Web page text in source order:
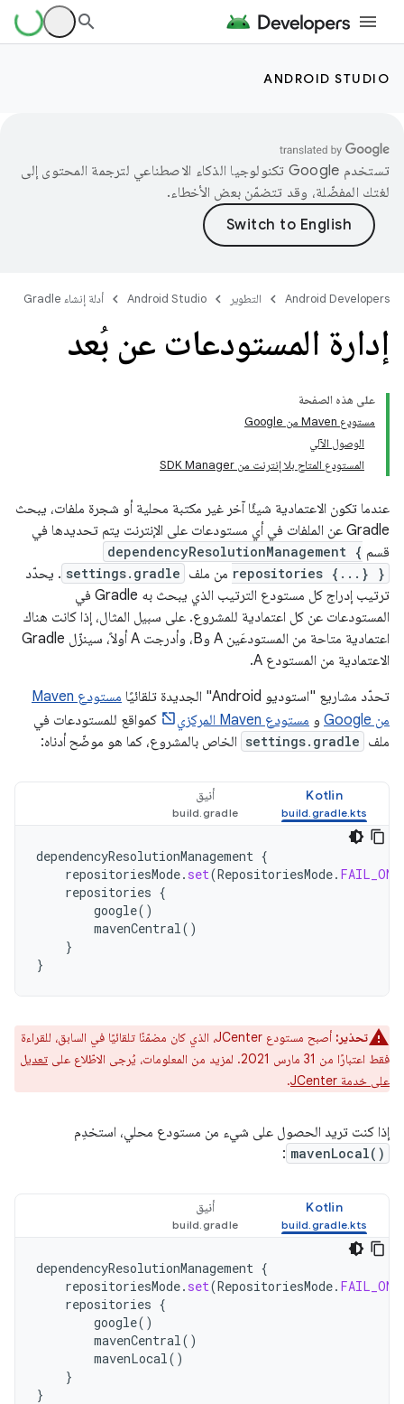
ANDROID STUDIO
تستخدم Google تكنولوجيا الذكاء الاصطناعي لترجمة المحتوى إلى
لغتك المفضّلة، وقد تتضمّن بعض الأخطاء.
Android Developers التطوير Android Studio أدلة إنشاء Gradle
إدارة المستودعات عن بُعد
على هذه الصفحة
مستودع Maven من Google
الوصول الآلي
المستودع المتاح بلا إنترنت من SDK Manager
عندما تكون الاعتمادية شيئًا آخر غير مكتبة محلية أو شجرة ملفات، يبحث
Gradle عن الملفات في أي مستودعات على الإنترنت يتم تحديدها في
قسم dependencyResolutionManagement {
repositories {...} } من ملف settings.gradle . يحدّد
ترتيب إدراج كل مستودع الترتيب الذي يبحث به Gradle في
المستودعات عن كل اعتمادية للمشروع. على سبيل المثال، إذا كانت هناك
اعتمادية متاحة من المستودعَين A وB، وأدرجت A أولاً، سينزّل Gradle
الاعتمادية من المستودع A.
تحدّد مشاريع "استوديو Android" الجديدة تلقائيًا
مستودع Maven
من Google
و مستودع Maven المركزي
كمواقع للمستودعات في
ملف settings.gradle الخاص بالمشروع، كما هو موضّح أدناه:
Kotlin أنيق
dependencyResolutionManagement {
repositoriesMode. set(RepositoriesMode.
repositories {
google()
mavenCentral()
}
}
تحذير:
أصبح مستودع JCenter، الذي كان مضمّنًا تلقائيًا في السابق، للقراءة
فقط اعتبارًا من 31 مارس 2021. لمزيد من المعلومات، يُرجى الاطّلاع على
تعديل
على خدمة JCenter
.
إذا كنت تريد الحصول على شيء من مستودع محلي، استخدِم
mavenLocal()
:
Kotlin أنيق
dependencyResolutionManagement {
repositoriesMode. set(RepositoriesMode.
repositories {
google()
mavenCentral()
mavenLocal()
}
}